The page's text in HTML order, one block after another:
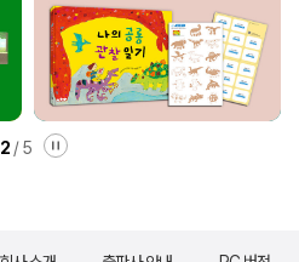
3 /5